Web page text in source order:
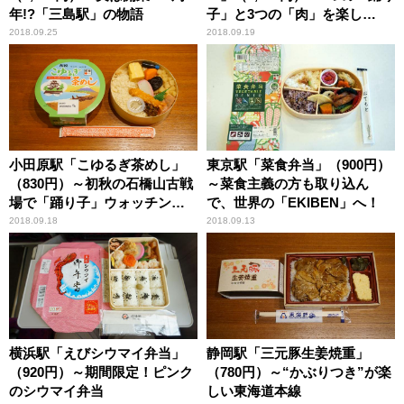
年!?「三島駅」の物語
2018.09.25
子」と3つの「肉」を楽し
む！？
2018.09.19
小田原駅「こゆるぎ茶めし」
（830円）～初秋の石橋山古戦
場で「踊り子」ウォッチン
グ！
2018.09.18
東京駅「菜食弁当」（900円）
～菜食主義の方も取り込ん
で、世界の「EKIBEN」へ！
2018.09.13
横浜駅「えびシウマイ弁当」
（920円）～期間限定！ピンク
のシウマイ弁当
静岡駅「三元豚生姜焼重」
（780円）～“かぶりつき”が楽
しい東海道本線